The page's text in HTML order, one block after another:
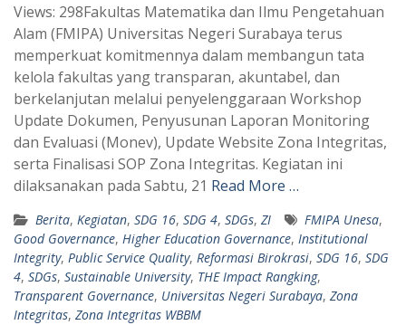
a
t
s
A
p
p
l
e
g
r
a
m
Views: 298Fakultas Matematika dan Ilmu Pengetahuan
Alam (FMIPA) Universitas Negeri Surabaya terus
memperkuat komitmennya dalam membangun tata
kelola fakultas yang transparan, akuntabel, dan
berkelanjutan melalui penyelenggaraan Workshop
Update Dokumen, Penyusunan Laporan Monitoring
dan Evaluasi (Monev), Update Website Zona Integritas,
serta Finalisasi SOP Zona Integritas. Kegiatan ini
dilaksanakan pada Sabtu, 21 Read More …
Berita, Kegiatan, SDG 16, SDG 4, SDGs, ZI FMIPA Unesa,
Good Governance, Higher Education Governance, Institutional
Integrity, Public Service Quality, Reformasi Birokrasi, SDG 16, SDG
4, SDGs, Sustainable University, THE Impact Rangking,
Transparent Governance, Universitas Negeri Surabaya, Zona
Integritas, Zona Integritas WBBM